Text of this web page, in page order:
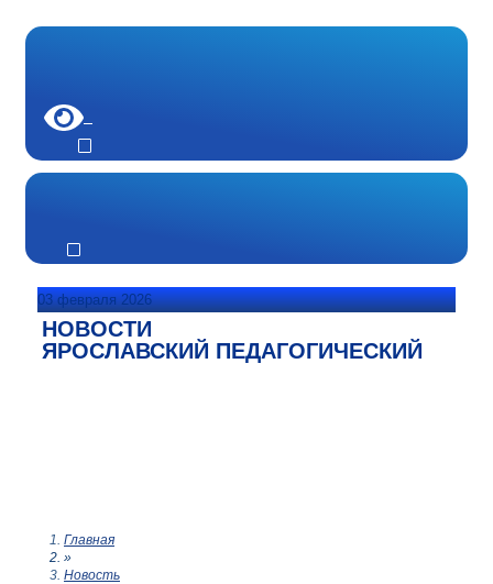
03 февраля 2026
НОВОСТИ
ЯРОСЛАВСКИЙ ПЕДАГОГИЧЕСКИЙ
Главная
»
Новость